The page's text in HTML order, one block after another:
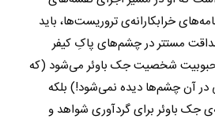
خرابکارانه‌ی تروریست‌ها، باید
مستتر در چشم‌های پاکِ کیفر
شخصیت جک باوئر می‌شود (که
در آن چشم‌ها دیده نمی‌شود!) بلکه
باوئر برای گردآوری شواهد و